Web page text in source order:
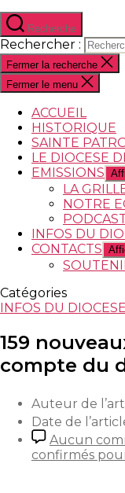
Recherche
Rechercher :
Fermer la recherche
Fermer le menu
ACCUEIL
HISTORIQUE
SAINTE
LE DIOCESE
EMISSIONS
LA
NOTRE
INFOS DU
CONTACTS
Catégories
INFOS DU
159
compte du
Auteur de
Date de
Aucun
confirmés